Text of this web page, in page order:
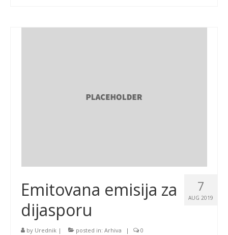
7
AUG 2019
Emitovana emisija za
dijasporu
by Urednik | posted in: Arhiva | 0